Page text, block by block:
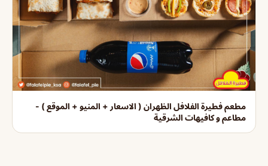
مطعم فطيرة الفلافل الظهران ( الاسعار + المنيو + الموقع ) -
مطاعم و كافيهات الشرقية